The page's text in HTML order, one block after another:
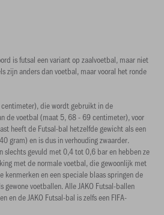
is futsal een variant op zaalvoetbal, maar niet
zijn anders dan voetbal, maar vooral het ronde
die wordt gebruikt in de
de voetbal (maat 5, 68 - 69 centimeter), voor
heeft de Futsal-bal hetzelfde gewicht als een
gram) en is dus in verhouding zwaarder.
slechts gevuld met 0,4 tot 0,6 bar en hebben ze
met de normale voetbal, die gewoonlijk met
kenmerken en een speciale blaas springen de
gewone voetballen. Alle JAKO Futsal-ballen
en de JAKO Futsal-bal is zelfs een FIFA-